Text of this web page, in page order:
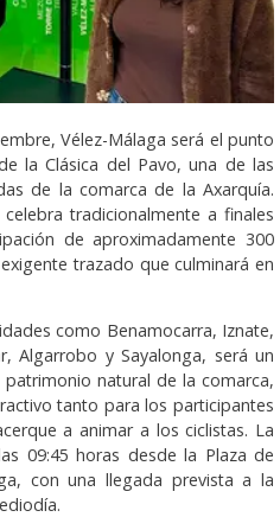
Vélez-Málaga será el punto
la Clásica del Pavo, una de las
de la comarca de la Axarquía.
tradicionalmente a finales
de aproximadamente 300
trazado que culminará en
como Benamocarra, Iznate,
Algarrobo y Sayalonga, será un
natural de la comarca,
tanto para los participantes
a animar a los ciclistas. La
09:45 horas desde la Plaza de
con una llegada prevista a la